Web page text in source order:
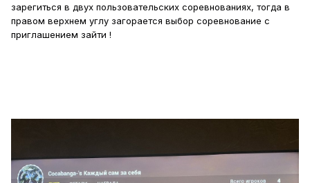
зарегиться в двух пользовательских соревнованиях, тогда в
правом верхнем углу загорается выбор соревнование с
приглашением зайти !